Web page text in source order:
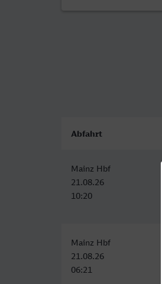
Abfahrt
Mainz Hbf
21.08.26
10:20
Mainz Hbf
21.08.26
06:21